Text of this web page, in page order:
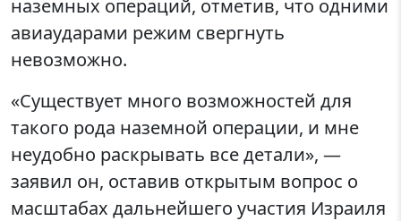
наземных операций, отметив, что одними
авиаударами режим свергнуть
невозможно.
«Существует много возможностей для
такого рода наземной операции, и мне
неудобно раскрывать все детали», —
заявил он, оставив открытым вопрос о
масштабах дальнейшего участия Израиля